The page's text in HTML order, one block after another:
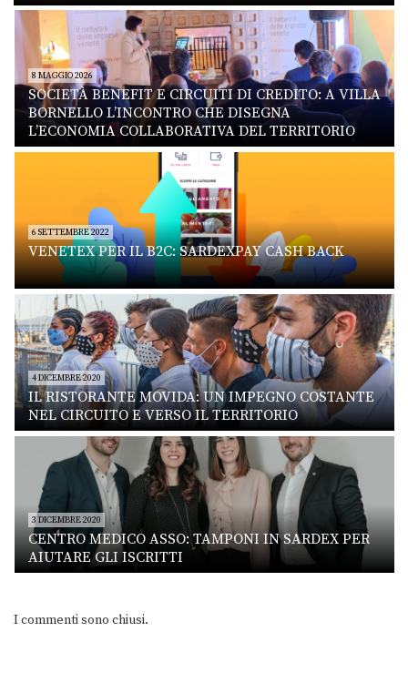
8 MAGGIO 2026
SOCIETÀ BENEFIT E CIRCUITI DI CREDITO: A VILLA
BORNELLO L’INCONTRO CHE DISEGNA
L’ECONOMIA COLLABORATIVA DEL TERRITORIO
6 SETTEMBRE 2022
VENETEX PER IL B2C: SARDEXPAY CASH BACK
4 DICEMBRE 2020
IL RISTORANTE MOVIDA: UN IMPEGNO COSTANTE
NEL CIRCUITO E VERSO IL TERRITORIO
3 DICEMBRE 2020
CENTRO MEDICO ASSO: TAMPONI IN SARDEX PER
AIUTARE GLI ISCRITTI
I commenti sono chiusi.